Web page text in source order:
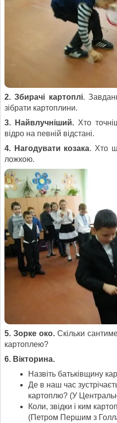
2. Збирачі картоплі.
зібрати картоплини.
3. Найвлучніший. Хто
відро на певній відстані.
4. Нагодувати козака. Хто
ложкою.
5. Зорке око. Скільки
картоплею?
6. Вікторина.
Назвіть батьківщину
Де в наш час
картоплю? (У
Коли, звідки і ким
(Петром Першим з